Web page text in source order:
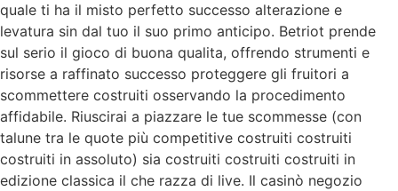
quale ti ha il misto perfetto successo alterazione e
levatura sin dal tuo il suo primo anticipo. Betriot prende
sul serio il gioco di buona qualita, offrendo strumenti e
risorse a raffinato successo proteggere gli fruitori a
scommettere costruiti osservando la procedimento
affidabile. Riuscirai a piazzare le tue scommesse (con
talune tra le quote più competitive costruiti costruiti
costruiti in assoluto) sia costruiti costruiti costruiti in
edizione classica il che razza di live. Il casinò negozio